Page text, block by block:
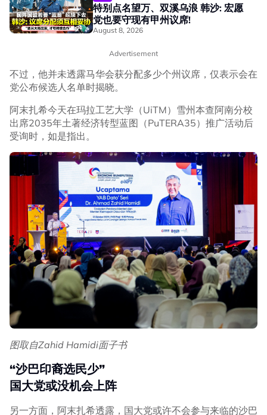
特别点名望万、双溪乌浪 韩沙: 宏愿
党也要守现有甲州议席!
August 8, 2026
Advertisement
不过，他并未透露马华会获分配多少个州议席，仅表示会在
党公布候选人名单时揭晓。
阿末扎希今天在玛拉工艺大学（UiTM）雪州本查阿南分校
出席2035年土著经济转型蓝图（PuTERA35）推广活动后
受询时，如是指出。
图取自Zahid Hamidi面子书
“沙巴印裔选民少”
国大党或没机会上阵
另一方面，阿末扎希透露，国大党或许不会参与来临的沙巴